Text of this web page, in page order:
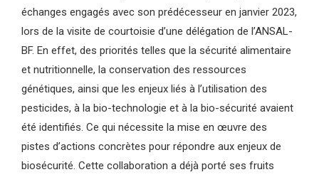
échanges engagés avec son prédécesseur en janvier 2023,
lors de la visite de courtoisie d’une délégation de l’ANSAL-
BF. En effet, des priorités telles que la sécurité alimentaire
et nutritionnelle, la conservation des ressources
génétiques, ainsi que les enjeux liés à l’utilisation des
pesticides, à la bio-technologie et à la bio-sécurité avaient
été identifiés. Ce qui nécessite la mise en œuvre des
pistes d’actions concrètes pour répondre aux enjeux de
biosécurité. Cette collaboration a déjà porté ses fruits